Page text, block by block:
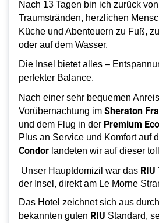
Nach 13 Tagen bin ich zurück
Traumstränden, herzlichen
Küche und Abenteuern zu Fuß,
oder auf dem Wasser.
Die Insel bietet alles –
perfekter Balance.
Nach einer sehr bequemen
Vorübernachtung im Sheraton
und dem Flug in der Premium
Plus an Service und Komfort auf
Condor landeten wir auf dieser
Unser Hauptdomizil war das RIU
der Insel, direkt am Le Morne
Das Hotel zeichnet sich aus
bekannten guten RIU Standard,